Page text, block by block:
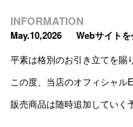
INFORMATION
May.10,2026
Webサイトを
平素は格別のお引き立てを賜
この度、当店のオフィシャル
販売商品は随時追加していく